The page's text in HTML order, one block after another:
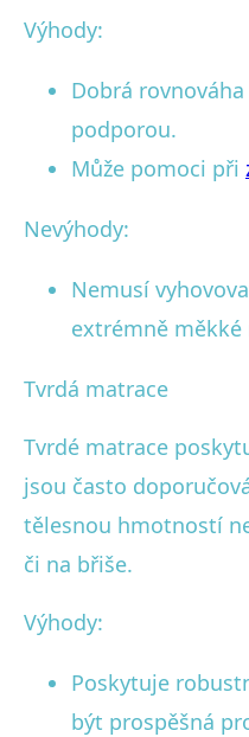
Výhody:
Dobrá
podporou.
Může pomoci při
Nevýhody:
Nemusí
extrémně
Tvrdá matrace
Tvrdé matrace
jsou často
tělesnou hmotností
či na břiše.
Výhody:
Poskytuje
být prospěšná